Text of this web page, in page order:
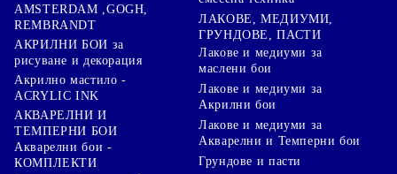
AMSTERDAM ,GOGH,
REMBRANDT
АКРИЛНИ БОИ за
рисуване и декорация
Акрилно мастило -
ACRYLIC INK
АКВАРЕЛНИ И
ТЕМПЕРНИ БОИ
Акварелни бои -
КОМПЛЕКТИ
ЛАКОВЕ, МЕДИУМИ,
ГРУНДОВЕ, ПАСТИ
Лакове и медиуми за
маслени бои
Лакове и медиуми за
Акрилни бои
Лакове и медиуми за
Акварелни и Темперни бои
Грундове и пасти